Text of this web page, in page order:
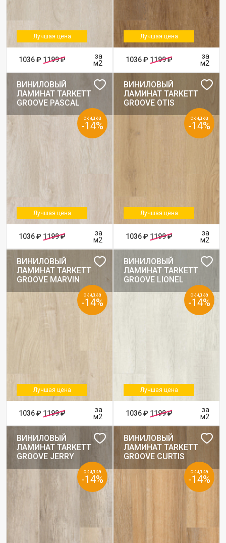
Лучшая цена
1036 ₽ 1199 ₽
за
м2
Лучшая цена
1036 ₽ 1199 ₽
за
м2
ВИНИЛОВЫЙ
ЛАМИНАТ TARKETT
GROOVE PASCAL
Лучшая цена
скидка
-14%
1036 ₽ 1199 ₽
за
м2
ВИНИЛОВЫЙ
ЛАМИНАТ TARKETT
GROOVE OTIS
Лучшая цена
скидка
-14%
1036 ₽ 1199 ₽
за
м2
ВИНИЛОВЫЙ
ЛАМИНАТ TARKETT
GROOVE MARVIN
Лучшая цена
скидка
-14%
1036 ₽ 1199 ₽
за
м2
ВИНИЛОВЫЙ
ЛАМИНАТ TARKETT
GROOVE LIONEL
Лучшая цена
скидка
-14%
1036 ₽ 1199 ₽
за
м2
ВИНИЛОВЫЙ
ЛАМИНАТ TARKETT
GROOVE JERRY
скидка
-14%
ВИНИЛОВЫЙ
ЛАМИНАТ TARKETT
GROOVE CURTIS
скидка
-14%